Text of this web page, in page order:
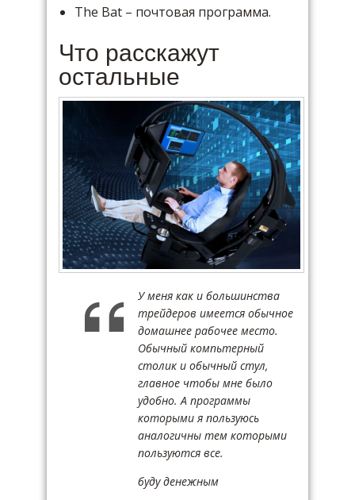
The Bat – почтовая программа.
Что расскажут
остальные
У меня как и большинства
трейдеров имеется обычное
домашнее рабочее место.
Обычный компьтерный
столик и обычный стул,
главное чтобы мне было
удобно. А программы
которыми я пользуюсь
аналогичны тем которыми
пользуются все.
буду денежным